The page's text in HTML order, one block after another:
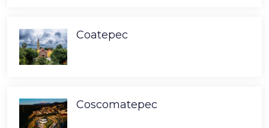
Coatepec
Coscomatepec